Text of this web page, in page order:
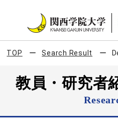
TOP Search Result
教員・研究者